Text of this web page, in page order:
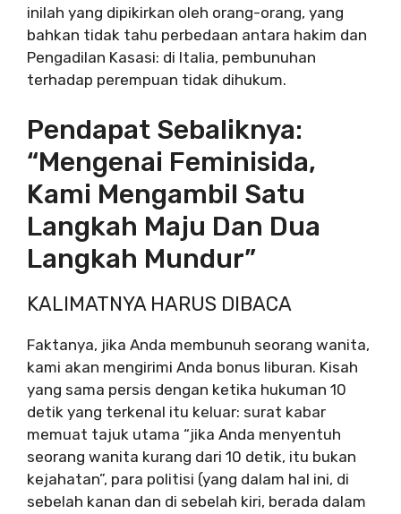
inilah yang dipikirkan oleh orang-orang, yang
bahkan tidak tahu perbedaan antara hakim dan
Pengadilan Kasasi: di Italia, pembunuhan
terhadap perempuan tidak dihukum.
Pendapat Sebaliknya:
“Mengenai Feminisida,
Kami Mengambil Satu
Langkah Maju Dan Dua
Langkah Mundur”
KALIMATNYA HARUS DIBACA
Faktanya, jika Anda membunuh seorang wanita,
kami akan mengirimi Anda bonus liburan. Kisah
yang sama persis dengan ketika hukuman 10
detik yang terkenal itu keluar: surat kabar
memuat tajuk utama “jika Anda menyentuh
seorang wanita kurang dari 10 detik, itu bukan
kejahatan”, para politisi (yang dalam hal ini, di
sebelah kanan dan di sebelah kiri, berada dalam